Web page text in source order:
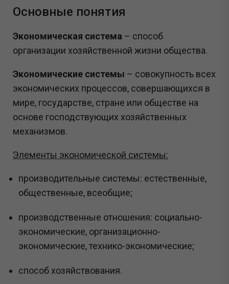
Основные понятия
Экономическая система – способ
организации хозяйственной жизни общества.
Экономические системы – совокупность всех
экономических процессов, совершающихся в
мире, государстве, стране или обществе на
основе господствующих хозяйственных
механизмов.
Элементы экономической системы:
производительные системы: естественные,
общественные, всеобщие;
производственные отношения: социально-
экономические, организационно-
экономические, технико-экономические;
способ хозяйствования.